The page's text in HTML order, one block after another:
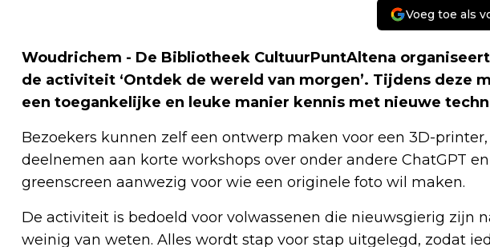
Voeg toe als
Woudrichem - De Bibliotheek CultuurPuntAltena
de activiteit ‘Ontdek de wereld van morgen’. Tijdens deze
een toegankelijke en leuke manier kennis met nieuwe
Bezoekers kunnen zelf een ontwerp maken voor een 3D-
deelnemen aan korte workshops over onder andere ChatGPT
greenscreen aanwezig voor wie een originele foto wil maken.
De activiteit is bedoeld voor volwassenen die nieuwsgierig zijn
weinig van weten. Alles wordt stap voor stap uitgelegd, zodat